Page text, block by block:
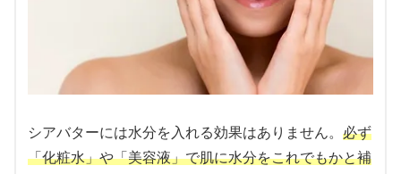
シアバターには水分を入れる効果はありません。 必ず
「化粧水」や「美容液」で肌に水分をこれでもかと補